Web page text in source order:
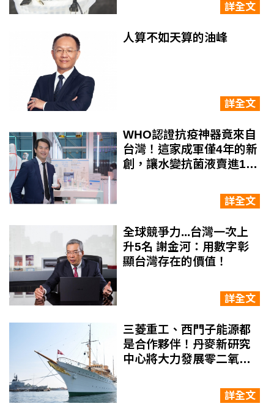
詳全文
人算不如天算的油峰
詳全文
WHO認證抗疫神器竟來自
台灣！這家成軍僅4年的新
創，讓水變抗菌液賣進12
詳全文
全球競爭力...台灣一次上
升5名 謝金河：用數字彰
顯台灣存在的價值！
詳全文
三菱重工、西門子能源都
是合作夥伴！丹麥新研究
中心將大力發展零二氧化
詳全文